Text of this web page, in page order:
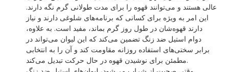
عالی هستند و می‌توانند قهوه را برای مدت طولانی گرم نگه دارند.
این امر به ویژه برای کسانی که برنامه‌های شلوغی دارند و نیاز
دارند قهوه‌شان در طول روز گرم بماند، مفید است. به علاوه،
دوام استیل ضد زنگ تضمین می‌کند که این لیوان می‌تواند در
برابر سختی‌های استفاده روزانه مقاومت کند و آن را به انتخابی
مطمئن برای نوشیدن قهوه در حال حرکت تبدیل می‌کند.